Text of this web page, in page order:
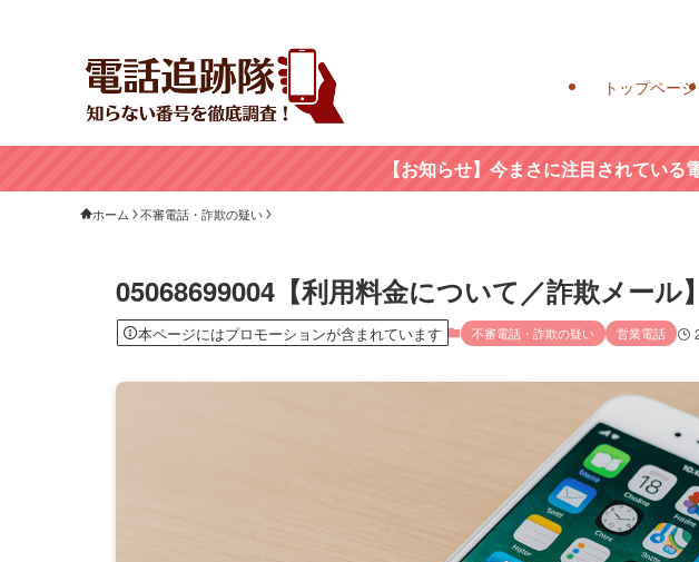
トップページ
【お知らせ】今まさに注目されている
ホーム 不審電話・詐欺の疑い
05068699004【利用料金について／詐欺メール
本ページにはプロモーションが含まれています 不審電話・詐欺の疑い 営業電話